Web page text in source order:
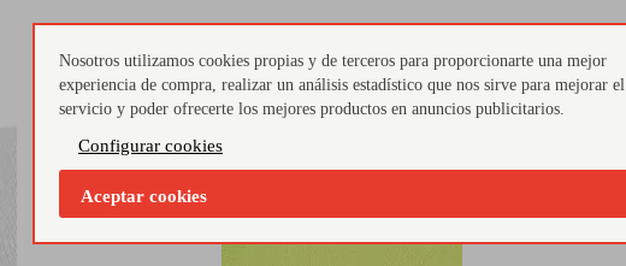
Nosotros utilizamos cookies propias y de terceros para proporcionarte una mejor
experiencia de compra, realizar un análisis estadístico que nos sirve para mejorar el
servicio y poder ofrecerte los mejores productos en anuncios publicitarios.
Configurar cookies
Aceptar cookies